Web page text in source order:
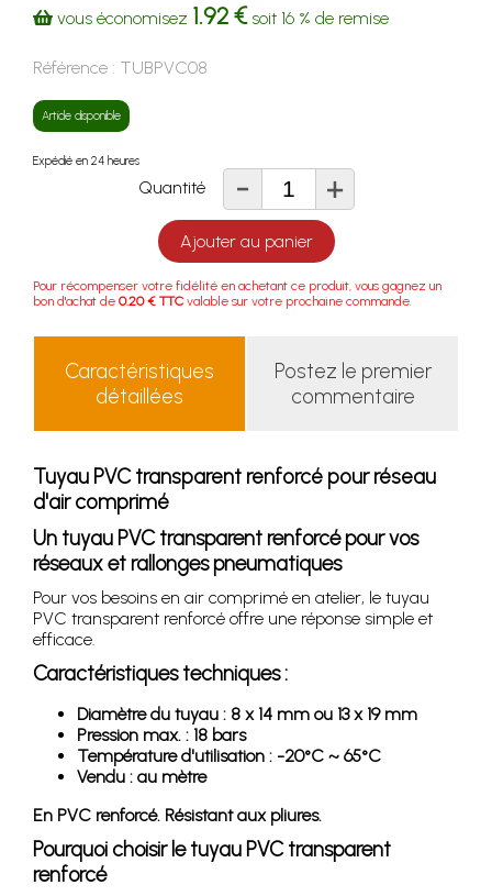
vous économisez 1.92 €soit 16 % de remise
Référence : TUBPVC08
Article disponible
Expédié en 24 heures
Quantité - +
Ajouter au panier
Pour récompenser votre fidélité en achetant ce produit, vous gagnez un
bon d'achat de 0.20 € TTC valable sur votre prochaine commande.
Caractéristiques
détaillées
Postez le premier
commentaire
Tuyau PVC transparent renforcé pour réseau
d'air comprimé
Un tuyau PVC transparent renforcé pour vos
réseaux et rallonges pneumatiques
Pour vos besoins en air comprimé en atelier, le tuyau
PVC transparent renforcé offre une réponse simple et
efficace.
Caractéristiques techniques :
Diamètre du tuyau : 8 x 14 mm ou 13 x 19 mm
Pression max. : 18 bars
Température d'utilisation : -20°C ~ 65°C
Vendu : au mètre
En PVC renforcé. Résistant aux pliures.
Pourquoi choisir le tuyau PVC transparent
renforcé